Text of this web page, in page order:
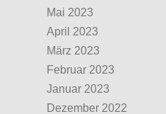
Mai 2023
April 2023
März 2023
Februar 2023
Januar 2023
Dezember 2022